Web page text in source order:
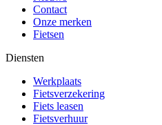
Contact
Onze merken
Fietsen
Diensten
Werkplaats
Fietsverzekering
Fiets leasen
Fietsverhuur